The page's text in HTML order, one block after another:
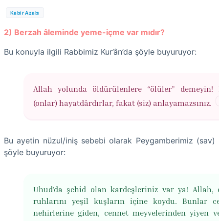
Kabir Azabı
2) Berzah âleminde yeme-içme var mıdır?
Bu konuyla ilgili Rabbimiz Kur’ân’da şöyle buyuruyor:
Allah yolunda öldürülenlere “ölüler” demeyin!
(onlar) hayatdârdırlar, fakat (siz) anlayamazsınız.
Bu ayetin nüzul/iniş sebebi olarak Peygamberimiz (sav)
şöyle buyuruyor:
Uhud'da şehid olan kardeşleriniz var ya! Allah,
ruhlarını yeşil kuşların içine koydu. Bunlar
nehirlerine giden, cennet meyvelerinden yiyen